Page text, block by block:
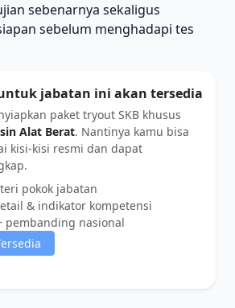
sebenarnya sekaligus
sebelum menghadapi tes
jabatan ini akan tersedia
paket tryout SKB khusus
Alat Berat. Nantinya kamu bisa
kisi-kisi resmi dan dapat
pokok jabatan
& indikator kompetensi
pembanding nasional